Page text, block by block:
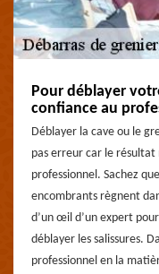
Pour déblayer
confiance au
Déblayer la cave ou le
pas erreur car le résultat
professionnel. Sachez
encombrants règnent
d’un œil d’un expert
déblayer les salissures.
professionnel en la